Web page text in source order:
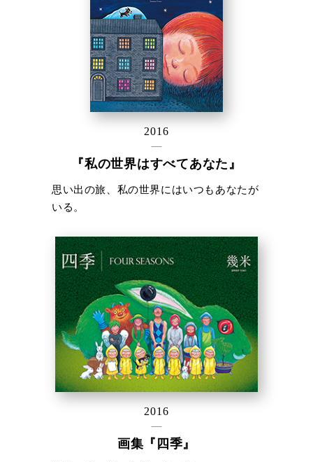
2016
『私の世界はすべてあなた』
思い出の旅、私の世界にはいつもあなたが
いる。
2016
画集『四季』